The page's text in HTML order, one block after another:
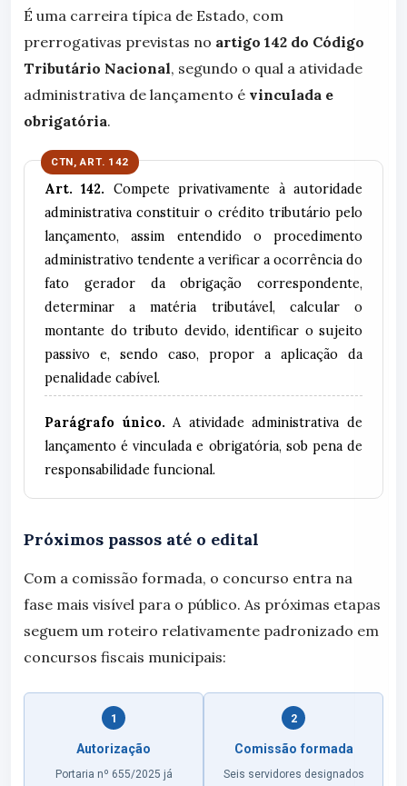
É uma carreira típica de Estado, com
prerrogativas previstas no artigo 142 do Código
Tributário Nacional, segundo o qual a atividade
administrativa de lançamento é vinculada e
obrigatória.
Art. 142. Compete privativamente à autoridade
administrativa constituir o crédito tributário pelo
lançamento, assim entendido o procedimento
administrativo tendente a verificar a ocorrência do
fato gerador da obrigação correspondente,
determinar a matéria tributável, calcular o
montante do tributo devido, identificar o sujeito
passivo e, sendo caso, propor a aplicação da
penalidade cabível.
Parágrafo único. A atividade administrativa de
lançamento é vinculada e obrigatória, sob pena de
responsabilidade funcional.
Próximos passos até o edital
Com a comissão formada, o concurso entra na
fase mais visível para o público. As próximas etapas
seguem um roteiro relativamente padronizado em
concursos fiscais municipais:
1
Autorização
Portaria nº 655/2025 já
2
Comissão formada
Seis servidores designados